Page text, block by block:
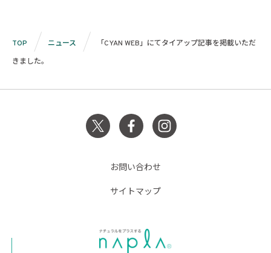
TOP ニュース
「CYAN WEB」にてタイアップ記事を掲載いただ
きました。
お問い合わせ
サイトマップ